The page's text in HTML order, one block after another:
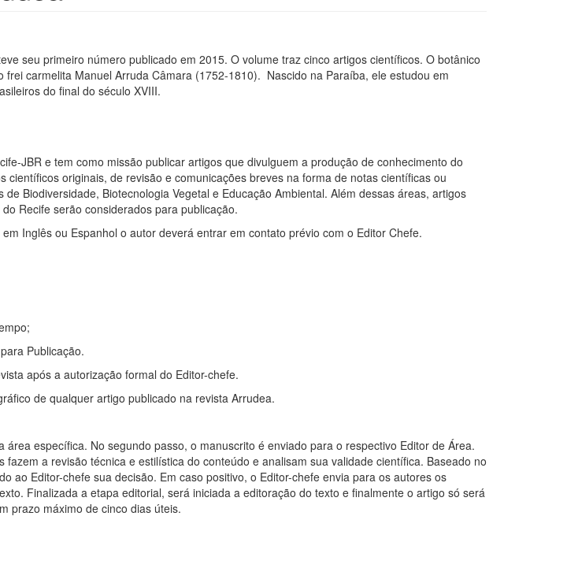
seu primeiro número publicado em 2015. O volume traz cinco artigos científicos. O botânico
carmelita Manuel Arruda Câmara (1752-1810). Nascido na Paraíba, ele estudou em
do final do século XVIII.
JBR e tem como missão publicar artigos que divulguem a produção de conhecimento do
originais, de revisão e comunicações breves na forma de notas científicas ou
Biodiversidade, Biotecnologia Vegetal e Educação Ambiental. Além dessas áreas, artigos
Recife serão considerados para publicação.
Inglês ou Espanhol o autor deverá entrar em contato prévio com o Editor Chefe.
Publicação.
após a autorização formal do Editor-chefe.
de qualquer artigo publicado na revista Arrudea.
específica. No segundo passo, o manuscrito é enviado para o respectivo Editor de Área.
a revisão técnica e estilística do conteúdo e analisam sua validade científica. Baseado no
ao Editor-chefe sua decisão. Em caso positivo, o Editor-chefe envia para os autores os
Finalizada a etapa editorial, será iniciada a editoração do texto e finalmente o artigo só será
prazo máximo de cinco dias úteis.